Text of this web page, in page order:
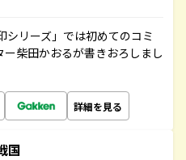
シリーズ」では初めてのコミ
柴田かおるが書きおろしまし
詳細を見る
国